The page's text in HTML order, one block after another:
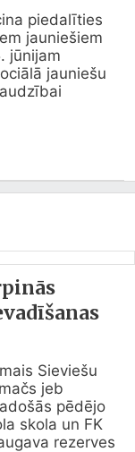
piedalīties
jauniešiem
jūnijam
jauniešu
Sieviešu
jeb
pēdējo
skola un FK
rezerves